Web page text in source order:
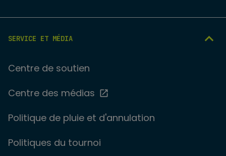
SERVICE ET MÉDIA
Centre de soutien
Centre des médias
Politique de pluie et d'annulation
Politiques du tournoi